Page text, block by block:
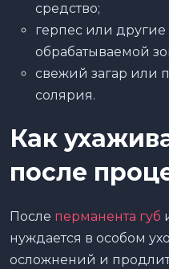
средство;
герпес или
обрабатываемой
свежий загар или
солярия.
Как
после
После перманента губ
нуждается в особом
осложнений и